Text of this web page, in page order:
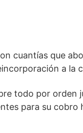
cuantías que
a la
todo por orden
para su